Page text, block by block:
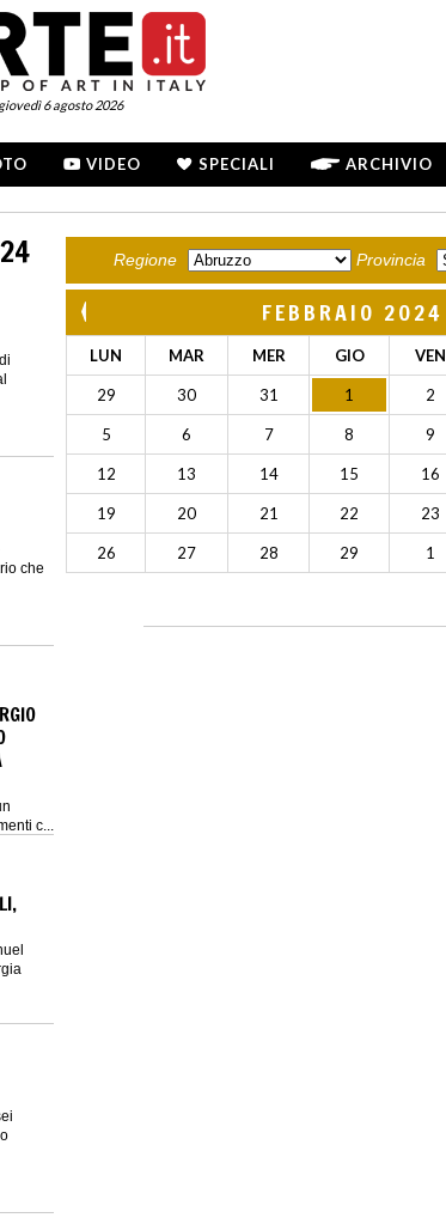
giovedì 6 agosto 2026
VIDEO SPECIALI ARCHIVIO
che
c...
Regione Provincia
FEBBRAIO 2024
LUN MAR MER GIO VEN
29 30 31 1 2
5 6 7 8 9
12 13 14 15 16
19 20 21 22 23
26 27 28 29 1